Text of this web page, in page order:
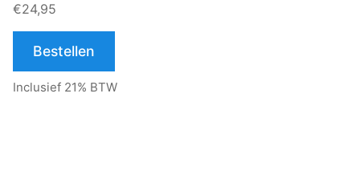
€24,95
Bestellen
Inclusief 21% BTW